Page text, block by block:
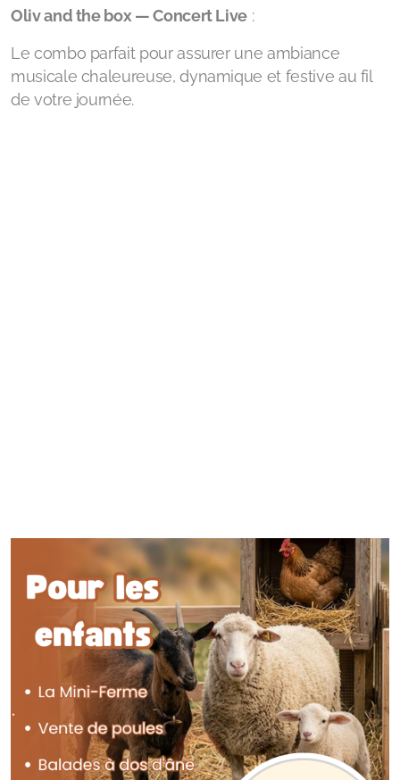
Oliv and the box — Concert Live :
Le combo parfait pour assurer une ambiance
musicale chaleureuse, dynamique et festive au fil
de votre journée.